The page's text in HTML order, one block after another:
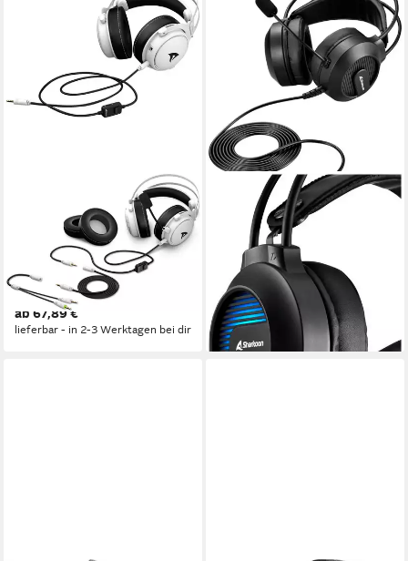
Skiller SGH50 Gaming-
kabelgebunden
Verbindung
Ohrumschließend Sitzart
0,34 kg
Gewicht
ab 67,89 €
lieferbar - in 2-3 Werktagen bei dir
SHARKOON
SGH20 Kopfhörer
kabelgebunden
ohrumschliessend
0,25 kg Gewicht
ab 27,98 €
lieferbar - in 2-3 Werktagen bei dir